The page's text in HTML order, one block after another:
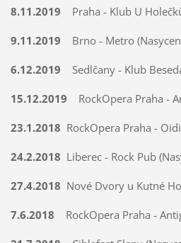
8.11.2019 Praha - Klub U
9.11.2019 Brno - Metro
6.12.2019 Sedlčany - Klub
15.12.2019 RockOpera Praha -
23.1.2018 RockOpera Praha -
24.2.2018 Liberec - Rock Pub
27.4.2018 Nové Dvory u Kutné
7.6.2018 RockOpera Praha -